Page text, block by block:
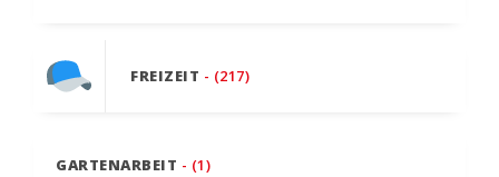
FREIZEIT - (217)
GARTENARBEIT - (1)